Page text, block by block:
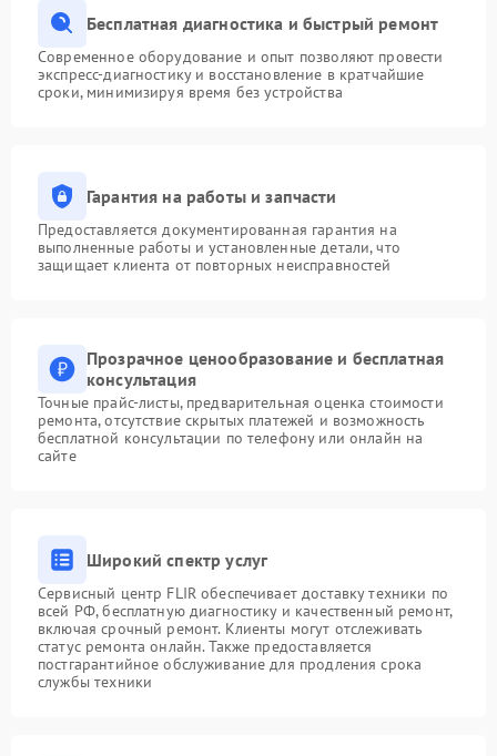
Бесплатная диагностика и быстрый ремонт
Современное оборудование и опыт позволяют провести
экспресс-диагностику и восстановление в кратчайшие
сроки, минимизируя время без устройства
Гарантия на работы и запчасти
Предоставляется документированная гарантия на
выполненные работы и установленные детали, что
защищает клиента от повторных неисправностей
Прозрачное ценообразование и бесплатная
консультация
Точные прайс-листы, предварительная оценка стоимости
ремонта, отсутствие скрытых платежей и возможность
бесплатной консультации по телефону или онлайн на
сайте
Широкий спектр услуг
Сервисный центр FLIR обеспечивает доставку техники по
всей РФ, бесплатную диагностику и качественный ремонт,
включая срочный ремонт. Клиенты могут отслеживать
статус ремонта онлайн. Также предоставляется
постгарантийное обслуживание для продления срока
службы техники